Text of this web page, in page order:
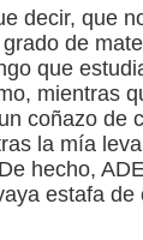
decir, que
de
que
mientras
coñazo de
la mía
hecho,
estafa de